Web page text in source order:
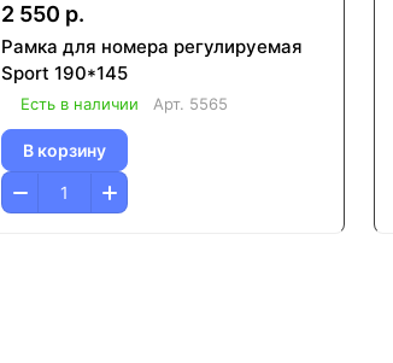
2 550 р.
Рамка для номера регулируемая
Sport 190*145
Есть в наличии Арт. 5565
В корзину